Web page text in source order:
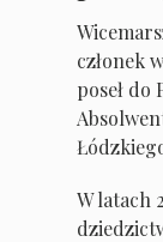
członek
poseł do
W latach